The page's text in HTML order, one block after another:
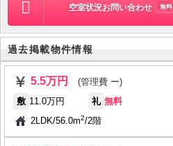
空室状況お問い合わせ 無料
過去掲載物件情報
5.5万円
(管理費 ー)
敷 11.0万円 礼 無料
2LDK/56.0m2/2階